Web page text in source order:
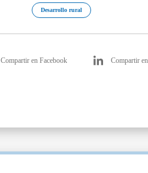
Desarrollo rural
Compartir en Facebook Compartir